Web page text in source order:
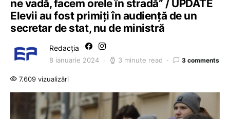
ne vadă, facem orele în stradă” / UPDATE
Elevii au fost primiți în audiență de un
secretar de stat, nu de ministră
Redacția
8 ianuarie 2024 3 minute read 3 comments
7.609 vizualizări